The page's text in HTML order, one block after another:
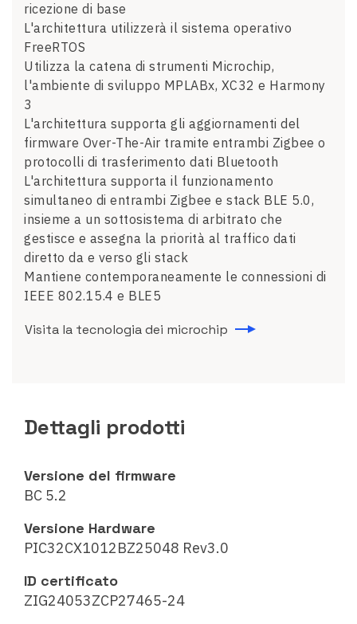
ricezione di base
L'architettura utilizzerà il sistema operativo
FreeRTOS
Utilizza la catena di strumenti Microchip,
l'ambiente di sviluppo MPLABx, XC32 e Harmony
3
L'architettura supporta gli aggiornamenti del
firmware Over-The-Air tramite entrambi Zigbee o
protocolli di trasferimento dati Bluetooth
L'architettura supporta il funzionamento
simultaneo di entrambi Zigbee e stack BLE 5.0,
insieme a un sottosistema di arbitrato che
gestisce e assegna la priorità al traffico dati
diretto da e verso gli stack
Mantiene contemporaneamente le connessioni di
IEEE 802.15.4 e BLE5
Visita la tecnologia dei microchip
Dettagli prodotti
Versione del firmware
BC 5.2
Versione Hardware
PIC32CX1012BZ25048 Rev3.0
ID certificato
ZIG24053ZCP27465-24